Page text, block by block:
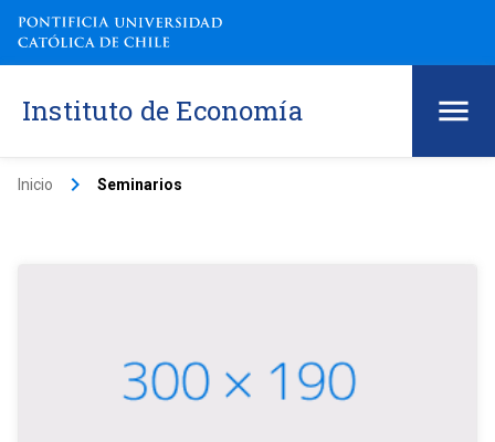
Instituto de Economía
Inicio keyboard_arrow_right Seminarios